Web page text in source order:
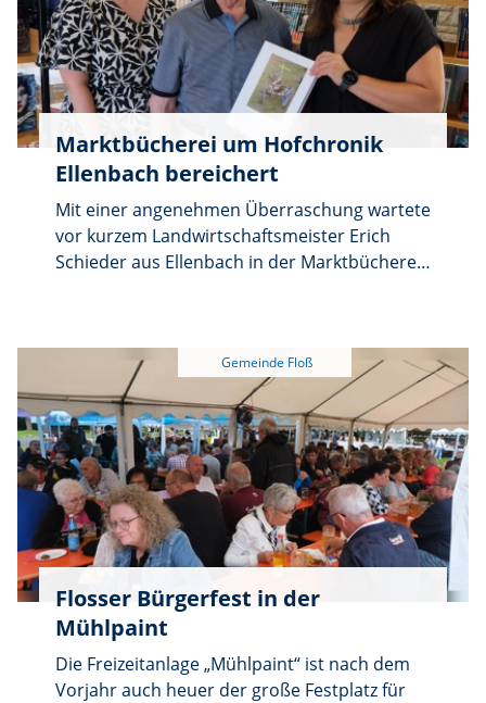
Brezen und Käse. Für die musikalische
Unterhaltung sorgen die
„Wirtshausmusikanten“ aus Flossenbürg
unter Leitung von Herbert Kraus. Für Kinder
ist ein Spielprogramm vorbereitet.
Marktbücherei um Hofchronik
Ellenbach bereichert
Mit einer angenehmen Überraschung wartete
vor kurzem Landwirtschaftsmeister Erich
Schieder aus Ellenbach in der Marktbücherei
den Ausspruch des früheren Ortschronisten
Dr. Adolf Wolfgang Schuster beherzigt:
„Heimatgeschichte hört nie auf“.
Gemeinde Floß
Flosser Bürgerfest in der
Mühlpaint
Die Freizeitanlage „Mühlpaint“ ist nach dem
Vorjahr auch heuer der große Festplatz für